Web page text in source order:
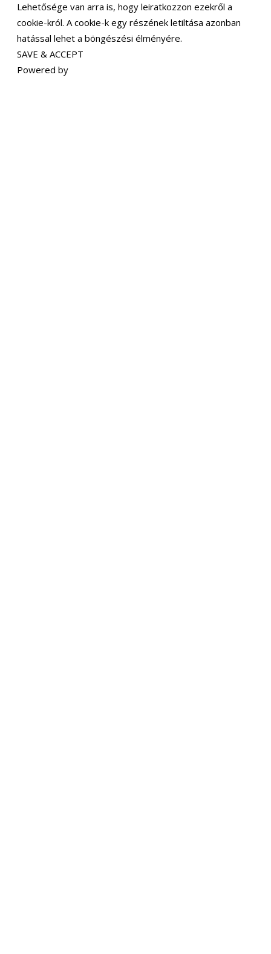
Lehetősége van arra is, hogy leiratkozzon ezekről a
cookie-król. A cookie-k egy részének letiltása azonban
hatással lehet a böngészési élményére.
SAVE & ACCEPT
Powered by